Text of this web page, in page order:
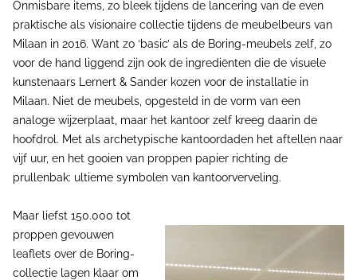
Onmisbare items, zo bleek tijdens de lancering van de even
praktische als visionaire collectie tijdens de meubelbeurs van
Milaan in 2016. Want zo ‘basic’ als de Boring-meubels zelf, zo
voor de hand liggend zijn ook de ingrediënten die de visuele
kunstenaars Lernert & Sander kozen voor de installatie in
Milaan. Niet de meubels, opgesteld in de vorm van een
analoge wijzerplaat, maar het kantoor zelf kreeg daarin de
hoofdrol. Met als archetypische kantoordaden het aftellen naar
vijf uur, en het gooien van proppen papier richting de
prullenbak: ultieme symbolen van kantoorverveling.
Maar liefst 150.000 tot
proppen gevouwen
leaflets over de Boring-
collectie lagen klaar om